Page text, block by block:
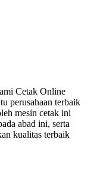
Cetak Online
perusahaan terbaik
mesin cetak ini
abad ini, serta
kualitas terbaik